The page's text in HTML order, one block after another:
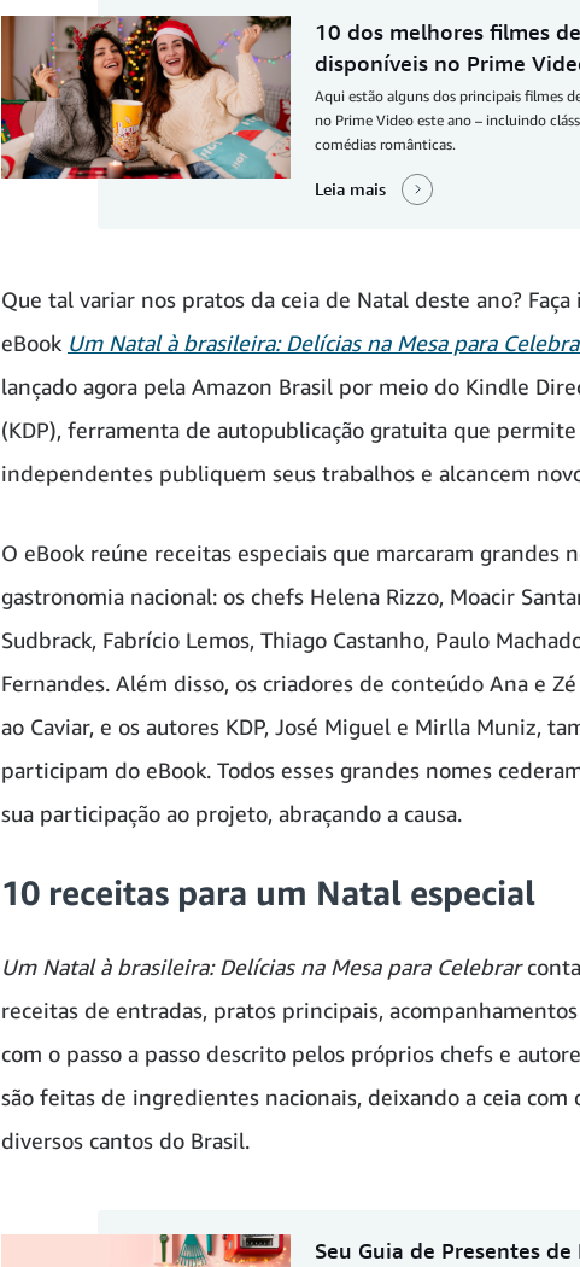
10 dos melhores filmes
disponíveis no Prime
Aqui estão alguns dos principais filmes
no Prime Video este ano – incluindo
comédias românticas.
Leia mais
Que tal variar nos pratos da ceia de Natal deste ano? Faça
eBook Um Natal à brasileira: Delícias na Mesa para
lançado agora pela Amazon Brasil por meio do Kindle
(KDP), ferramenta de autopublicação gratuita que
independentes publiquem seus trabalhos e alcancem
O eBook reúne receitas especiais que marcaram grandes
gastronomia nacional: os chefs Helena Rizzo, Moacir
Sudbrack, Fabrício Lemos, Thiago Castanho, Paulo
Fernandes. Além disso, os criadores de conteúdo Ana e
ao Caviar, e os autores KDP, José Miguel e Mirlla Muniz,
participam do eBook. Todos esses grandes nomes
sua participação ao projeto, abraçando a causa.
10 receitas para um Natal especial
Um Natal à brasileira: Delícias na Mesa para Celebrar
receitas de entradas, pratos principais,
com o passo a passo descrito pelos próprios chefs e
são feitas de ingredientes nacionais, deixando a ceia com
diversos cantos do Brasil.
Seu Guia de Presentes